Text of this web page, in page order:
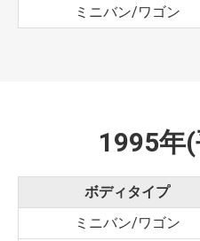
ミニバン/ワゴン
1995年
ボディタイプ
ミニバン/ワゴン